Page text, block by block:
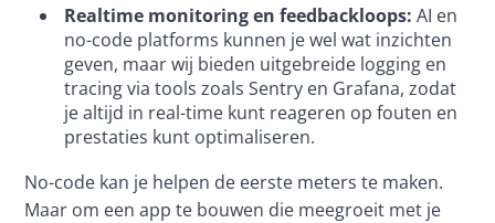
Realtime monitoring en feedbackloops: AI en
no-code platforms kunnen je wel wat inzichten
geven, maar wij bieden uitgebreide logging en
tracing via tools zoals Sentry en Grafana, zodat
je altijd in real-time kunt reageren op fouten en
prestaties kunt optimaliseren.
No-code kan je helpen de eerste meters te maken.
Maar om een app te bouwen die meegroeit met je